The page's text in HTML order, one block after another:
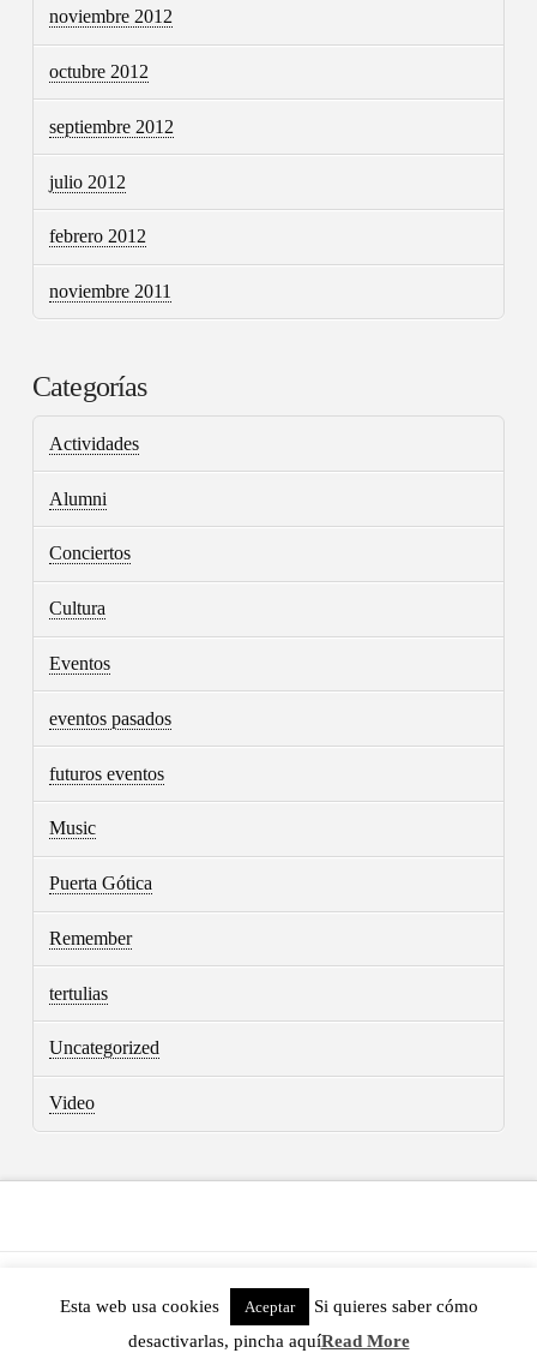
noviembre 2012
octubre 2012
septiembre 2012
julio 2012
febrero 2012
noviembre 2011
Categorías
Actividades
Alumni
Conciertos
Cultura
Eventos
eventos pasados
futuros eventos
Music
Puerta Gótica
Remember
tertulias
Uncategorized
Video
POWERED BY THE X THEME
Esta web usa cookies Aceptar
Si quieres saber cómo
desactivarlas, pincha aquíRead More